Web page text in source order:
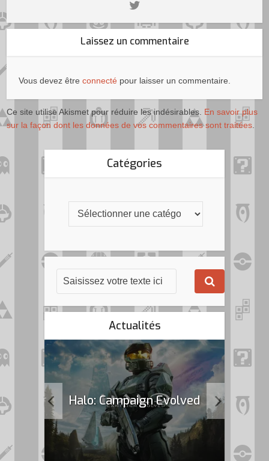
Laissez un commentaire
Vous devez êtreconnecté pour laisser un commentaire.
Ce site utilise Akismet pour réduire les indésirables. En savoir plus
sur la façon dont les données de vos commentaires sont traitées
Catégories
Actualités
Halo: Campaign Evolved